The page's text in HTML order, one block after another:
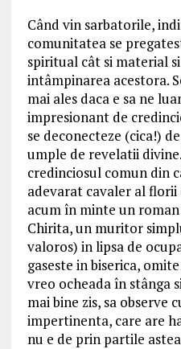
Când vin sarbatorile,
comunitatea se
spiritual cât si material
intâmpinarea acestora.
mai ales daca e sa ne
impresionant de
se deconecteze (cica!)
umple de revelatii
credinciosul comun din
adevarat cavaler al
acum în minte un
Chirita, un muritor
valoros) in lipsa de
gaseste in biserica,
vreo ocheada în stânga
mai bine zis, sa observe
impertinenta, care are
nu e de prin partile